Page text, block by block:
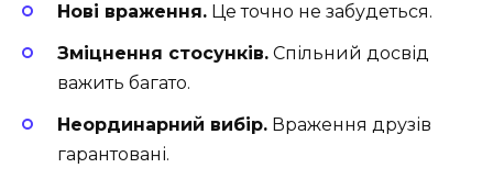
Нові враження. Це точно не забудеться.
Зміцнення стосунків. Спільний досвід
важить багато.
Неординарний вибір. Враження друзів
гарантовані.